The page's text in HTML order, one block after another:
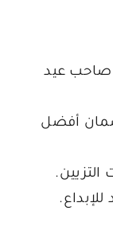
صاحب عيد
أفضل
التزيين.
للإبداع.